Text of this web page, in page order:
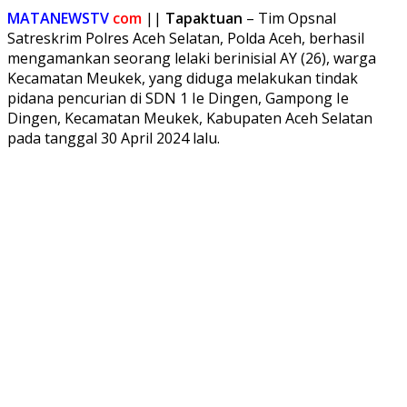
MATANEWSTV com || Tapaktuan – Tim Opsnal
Satreskrim Polres Aceh Selatan, Polda Aceh, berhasil
mengamankan seorang lelaki berinisial AY (26), warga
Kecamatan Meukek, yang diduga melakukan tindak
pidana pencurian di SDN 1 Ie Dingen, Gampong Ie
Dingen, Kecamatan Meukek, Kabupaten Aceh Selatan
pada tanggal 30 April 2024 lalu.